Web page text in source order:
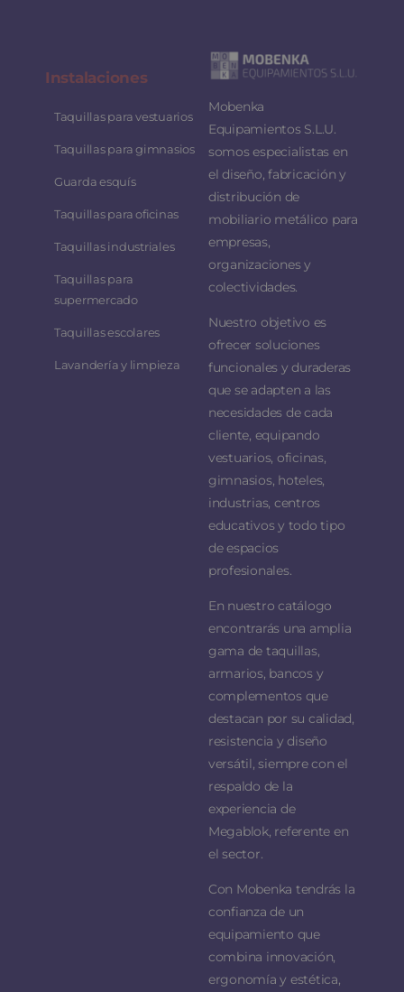
Instalaciones
Taquillas para vestuarios
Taquillas para gimnasios
Guarda esquís
Taquillas para oficinas
Taquillas industriales
Taquillas para
supermercado
Taquillas escolares
Lavandería y limpieza
Mobenka
Equipamientos S.L.U.
somos especialistas en
el diseño, fabricación y
distribución de
mobiliario metálico para
empresas,
organizaciones y
colectividades.
Nuestro objetivo es
ofrecer soluciones
funcionales y duraderas
que se adapten a las
necesidades de cada
cliente, equipando
vestuarios, oficinas,
gimnasios, hoteles,
industrias, centros
educativos y todo tipo
de espacios
profesionales.
En nuestro catálogo
encontrarás una amplia
gama de taquillas,
armarios, bancos y
complementos que
destacan por su calidad,
resistencia y diseño
versátil, siempre con el
respaldo de la
experiencia de
Megablok, referente en
el sector.
Con Mobenka tendrás la
confianza de un
equipamiento que
combina innovación,
ergonomía y estética,